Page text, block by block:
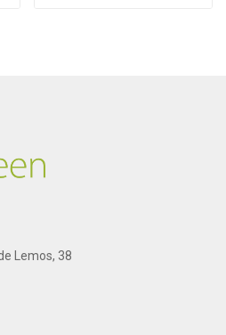
Lemos, 38